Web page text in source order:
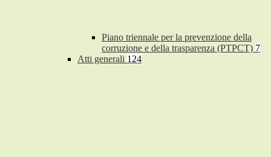
Piano triennale per la prevenzione della
corruzione e della trasparenza (PTPCT) 7
Atti generali 124